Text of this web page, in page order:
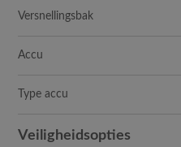
Versnellingsbak
Accu
Type accu
Veiligheidsopties